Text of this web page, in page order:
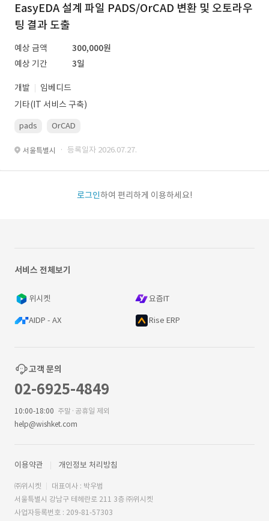
EasyEDA 설계 파일 PADS/OrCAD 변환 및 오토라우
팅 결과 도출
예상 금액
300,000원
예상 기간
3일
개발
임베디드
기타(IT 서비스 구축)
pads OrCAD
서울특별시 · 등록일자 2026.07.27.
로그인하여 편리하게 이용하세요!
서비스 전체보기
위시켓 요즘IT
AIDP - AX Rise ERP
고객 문의
02-6925-4849
10:00-18:00 주말·공휴일 제외
help@wishket.com
이용약관 개인정보 처리방침
㈜위시켓
대표이사 : 박우범
서울특별시 강남구 테헤란로 211 3층 ㈜위시켓
사업자등록번호 : 209-81-57303